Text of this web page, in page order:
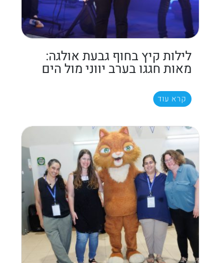
לילות קיץ בחוף גבעת אולגה:
מאות חגגו בערב יווני מול הים
קרא עוד